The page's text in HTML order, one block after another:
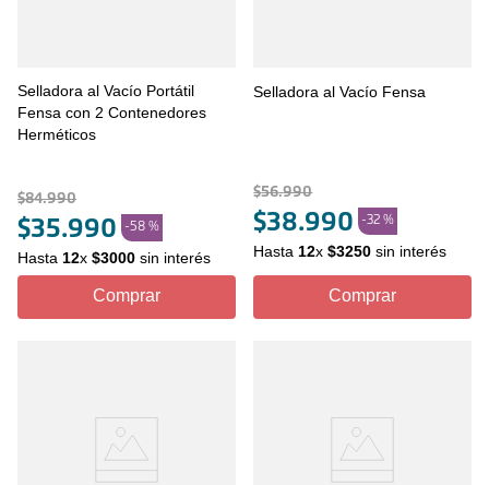
Selladora al Vacío Portátil
Fensa con 2 Contenedores
Herméticos
$84.990
$35.990 -58 %
Hasta 12x $3000 sin interés
Comprar
Selladora al Vacío Fensa
$56.990
$38.990 -32 %
Hasta12x$3250 sin interés
Comprar